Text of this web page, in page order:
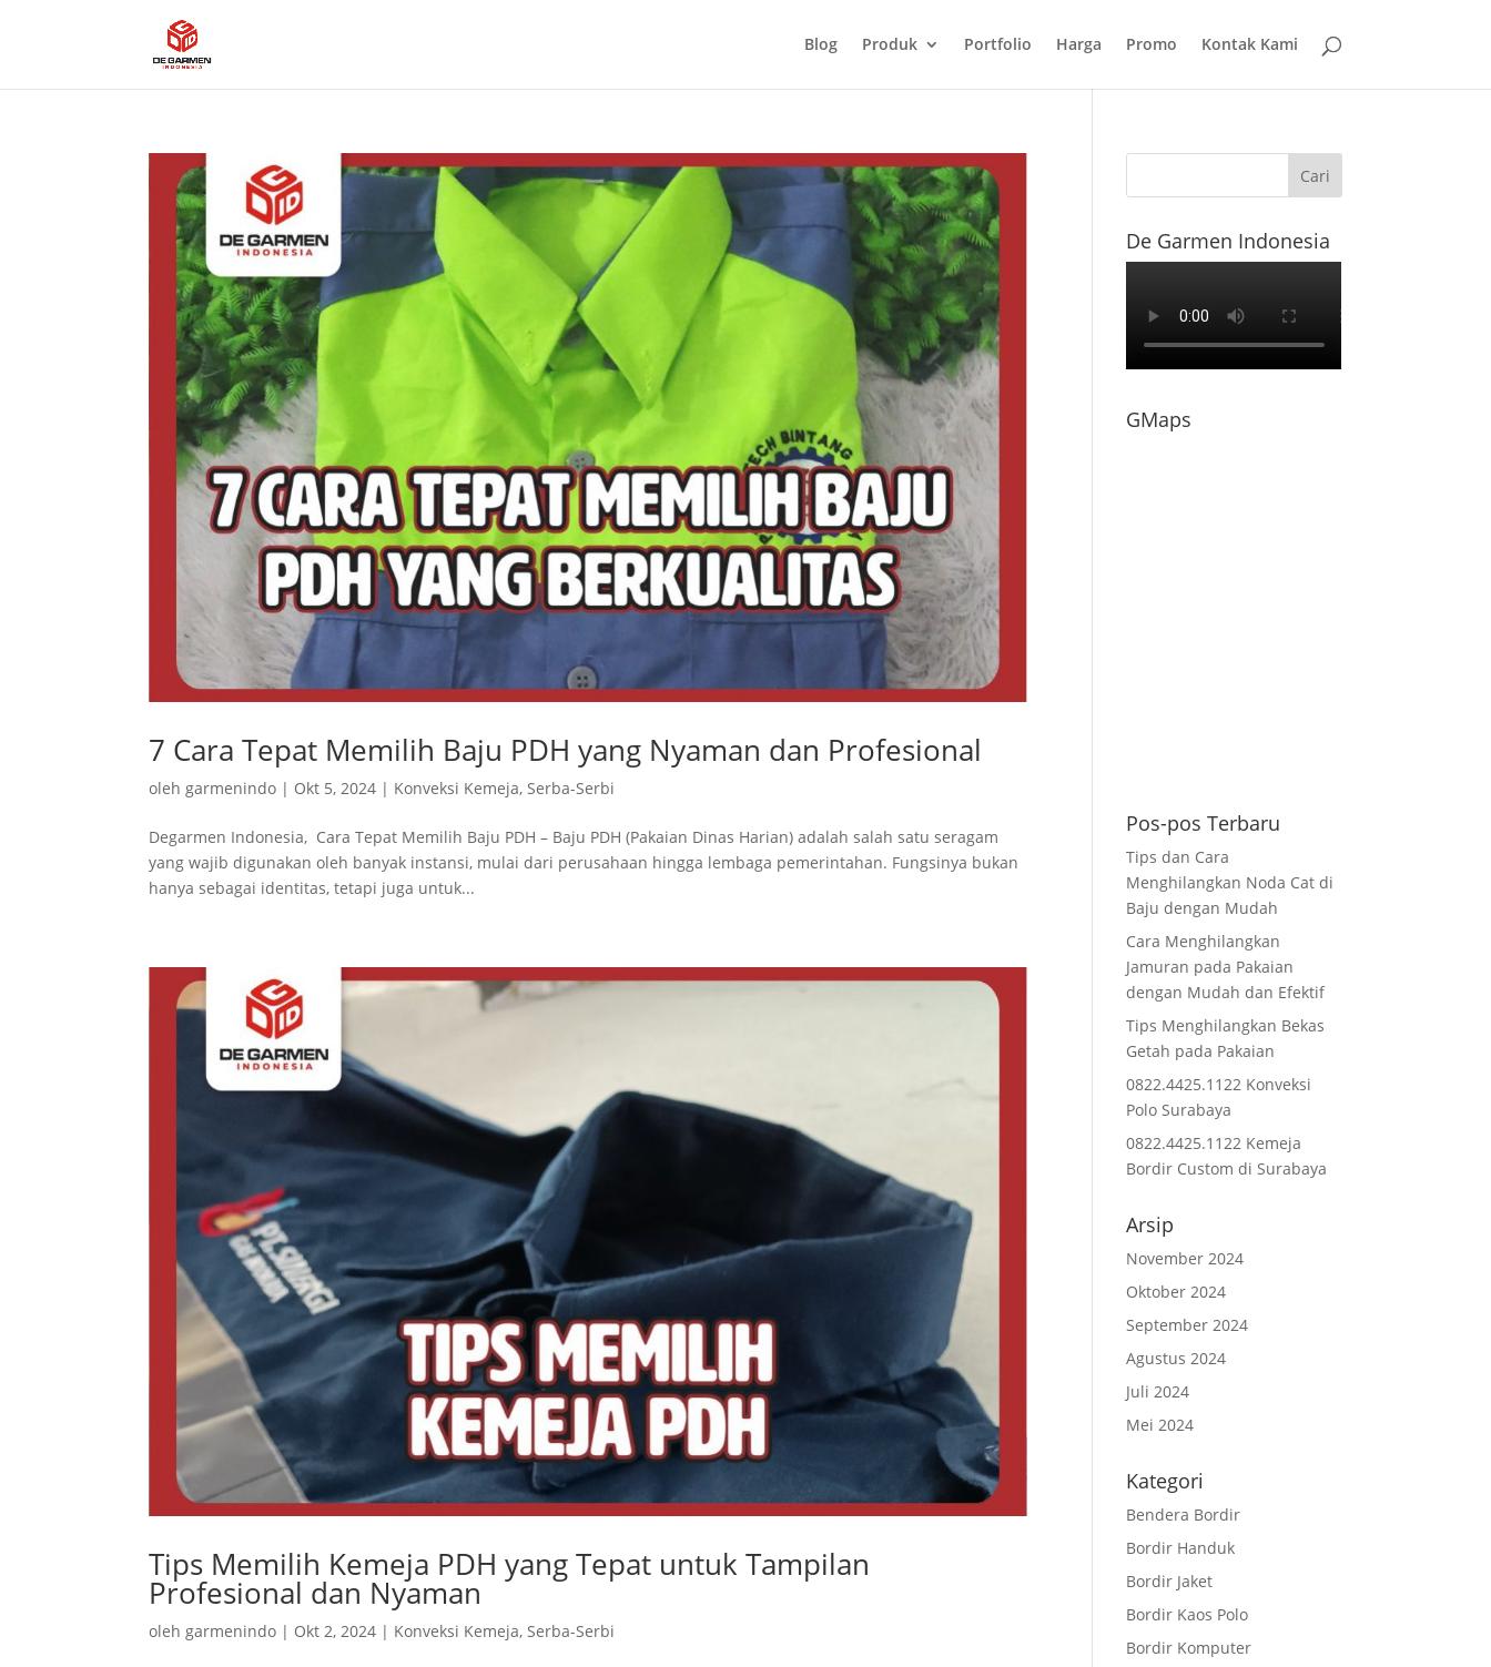
Blog Produk Portfolio Harga Promo Kontak Kami
7 Cara Tepat Memilih Baju PDH yang Nyaman dan Profesional
oleh garmenindo | Okt 5, 2024 | Konveksi Kemeja, Serba-Serbi
Degarmen Indonesia, Cara Tepat Memilih Baju PDH – Baju PDH (Pakaian Dinas Harian) adalah salah satu seragam
yang wajib digunakan oleh banyak instansi, mulai dari perusahaan hingga lembaga pemerintahan. Fungsinya bukan
hanya sebagai identitas, tetapi juga untuk...
Tips Memilih Kemeja PDH yang Tepat untuk Tampilan
Profesional dan Nyaman
oleh garmenindo | Okt 2, 2024 | Konveksi Kemeja, Serba-Serbi
De Garmen Indonesia
GMaps
Pos-pos Terbaru
Tips dan Cara
Menghilangkan Noda Cat di
Baju dengan Mudah
Cara Menghilangkan
Jamuran pada Pakaian
dengan Mudah dan Efektif
Tips Menghilangkan Bekas
Getah pada Pakaian
0822.4425.1122 Konveksi
Polo Surabaya
0822.4425.1122 Kemeja
Bordir Custom di Surabaya
Arsip
November 2024
Oktober 2024
September 2024
Agustus 2024
Juli 2024
Mei 2024
Kategori
Bendera Bordir
Bordir Handuk
Bordir Jaket
Bordir Kaos Polo
Bordir Komputer